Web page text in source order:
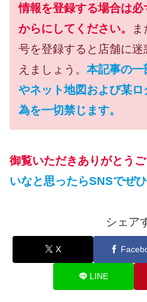
情報を登録する場合は
からにしてください。
号を登録すると店舗に
えましょう。 本記事の一
やネット地図および某
為を一切禁じます。
御覧いただきありがとうご
いなと思ったらSNSでぜ
シェア
X
LINE